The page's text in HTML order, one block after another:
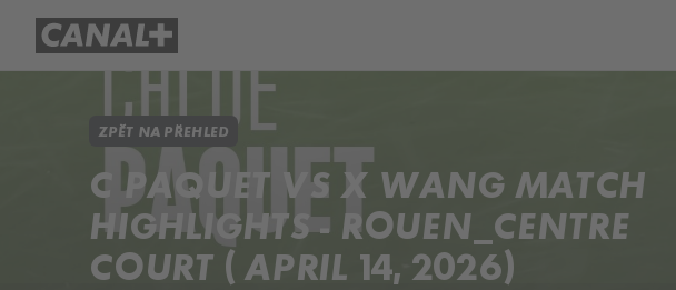
ZPĚT NA PŘEHLED
C PAQUET VS X WANG MATCH
HIGHLIGHTS - ROUEN_CENTRE
COURT ( APRIL 14, 2026)